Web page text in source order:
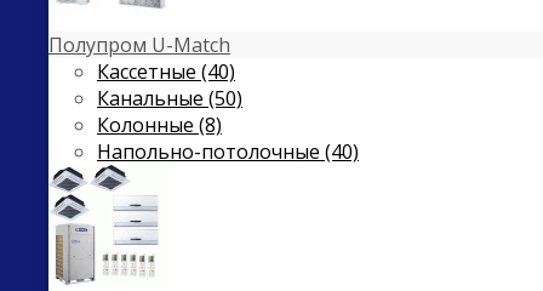
Полупром U-Match
Кассетные (40)
Канальные (50)
Колонные (8)
Напольно-потолочные (40)